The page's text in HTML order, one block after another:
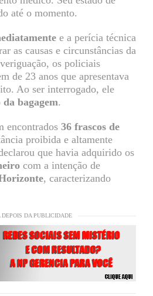
até o momento.
e a perícia técnica
as causas e circunstâncias da
os policiais
de 23 anos que apresentava
Ao ser interrogado, ele
da bagagem.
encontrados 36 frascos de
proibida e altamente
que havia adquirido os
com a intenção de
, caracterizando
DEPOIS DA PUBLICIDADE